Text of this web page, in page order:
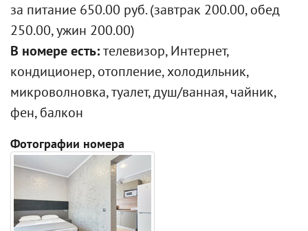
за питание 650.00 руб. (завтрак 200.00, обед
250.00, ужин 200.00)
В номере есть: телевизор, Интернет,
кондиционер, отопление, холодильник,
микроволновка, туалет, душ/ванная, чайник,
фен, балкон
Фотографии номера